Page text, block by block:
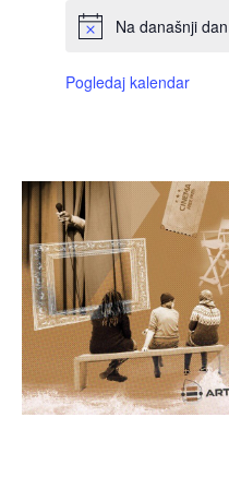
Na današnji
Pogledaj kalendar